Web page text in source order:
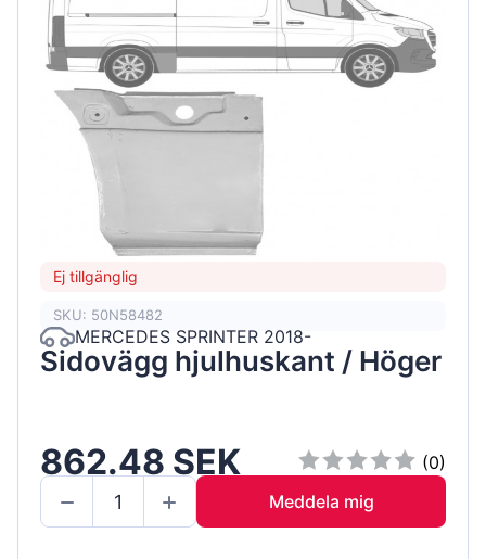
Ej tillgänglig
SKU: 50N58482
MERCEDES SPRINTER 2018-
Sidovägg hjulhuskant / Höger
862.48 SEK
(0)
Meddela mig